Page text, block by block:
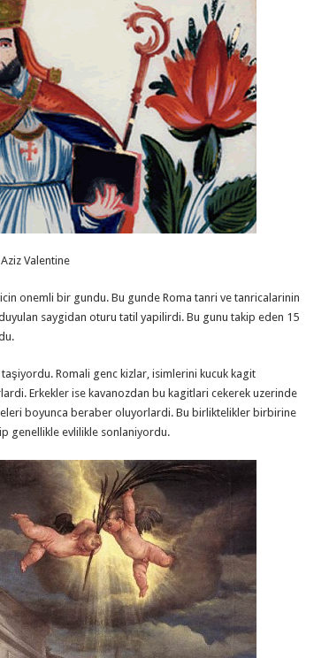
Aziz Valentine
onemli bir gundu. Bu gunde Roma tanri ve tanricalarinin
saygidan oturu tatil yapilirdi. Bu gunu takip eden 15
Romali genc kizlar, isimlerini kucuk kagit
Erkekler ise kavanozdan bu kagitlari cekerek uzerinde
boyunca beraber oluyorlardi. Bu birliktelikler birbirine
genellikle evlilikle sonlaniyordu.